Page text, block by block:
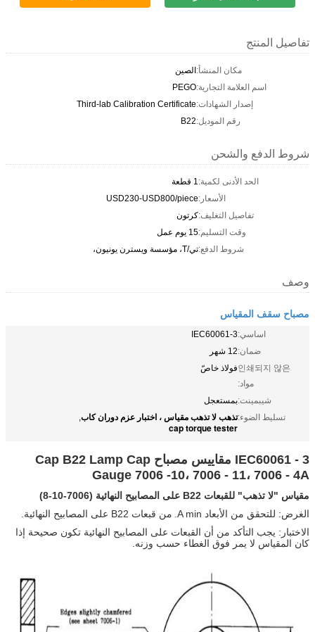
تفاصيل المنتج
مكان المنشأ:الصين
اسم العلامة التجارية:PEGO
إصدار الشهادات:Third-lab Calibration Certificate
رقم الموديل:B22
شروط الدفع والشحن
الحد الأدنى لكمية:1 قطعة
الأسعار:USD230-USD800/piece
تفاصيل التغليف:كرتون
وقت التسليم:15 يوم عمل
شروط الدفع:تي/T، مؤسسة ويسترن يونيون،
وصف
مصباح سقف المقياس
اساسي:IEC60061-3
ضمان:12 شهر
인쇄되지 않은
مواد:
فولاذ خاصّ
شيبمينت:بمستعجل
تسليط الضوء:تذهب لا تذهب مقياس ، اختبار عزم دوران كاب,
cap torque tester
IEC60061 - 3 مقاييس مصباح Cap B22 Lamp Cap
Gauge 7006 -10، 7006 - 11، 7006 - 4A
مقياس "لا تذهب" للقبعات B22 على المصابيح النهائية (7006-10-8)
الغرض: للتحقق من الأبعاد A min.
من قبعات B22 على المصابيح النهائية.
الاختبار: يجب التأكد من أن القبعات على المصابيح النهائية تكون صحيحة إذا
كان المقياس لا يمر فوق الغطاء حسب وزنه.